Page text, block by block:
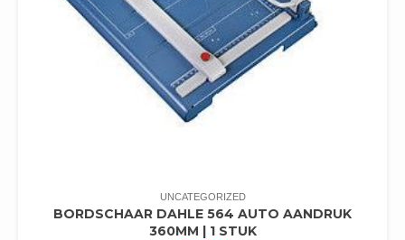
UNCATEGORIZED
BORDSCHAAR DAHLE 564 AUTO AANDRUK
360MM | 1 STUK